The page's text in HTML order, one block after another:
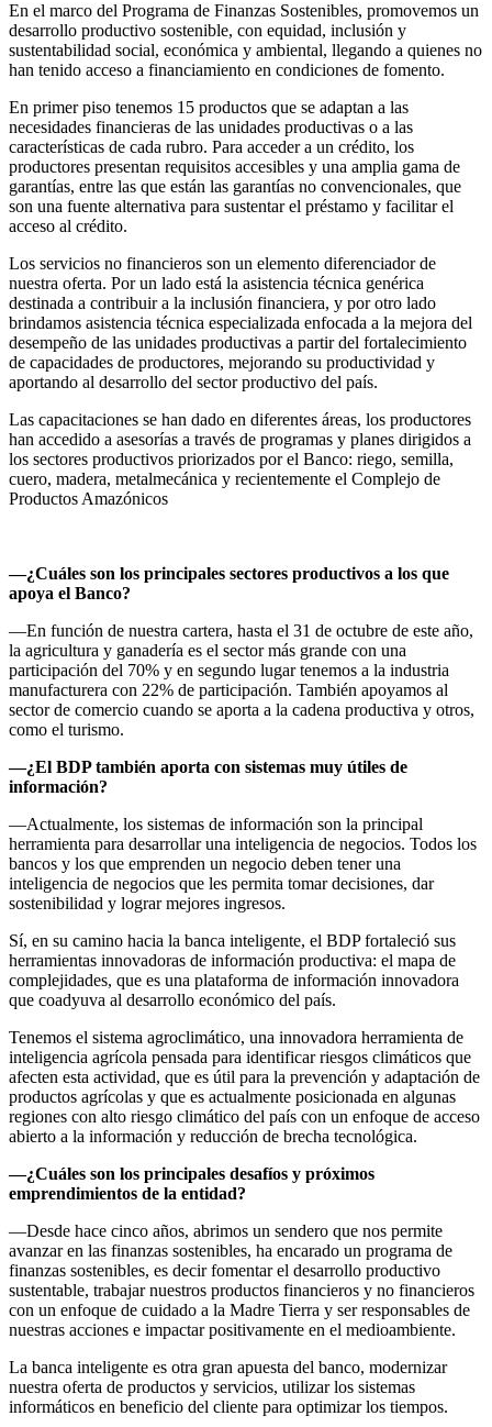
En el marco del Programa de Finanzas Sostenibles, promovemos un
desarrollo productivo sostenible, con equidad, inclusión y
sustentabilidad social, económica y ambiental, llegando a quienes no
han tenido acceso a financiamiento en condiciones de fomento.
En primer piso tenemos 15 productos que se adaptan a las
necesidades financieras de las unidades productivas o a las
características de cada rubro. Para acceder a un crédito, los
productores presentan requisitos accesibles y una amplia gama de
garantías, entre las que están las garantías no convencionales, que
son una fuente alternativa para sustentar el préstamo y facilitar el
acceso al crédito.
Los servicios no financieros son un elemento diferenciador de
nuestra oferta. Por un lado está la asistencia técnica genérica
destinada a contribuir a la inclusión financiera, y por otro lado
brindamos asistencia técnica especializada enfocada a la mejora del
desempeño de las unidades productivas a partir del fortalecimiento
de capacidades de productores, mejorando su productividad y
aportando al desarrollo del sector productivo del país.
Las capacitaciones se han dado en diferentes áreas, los productores
han accedido a asesorías a través de programas y planes dirigidos a
los sectores productivos priorizados por el Banco: riego, semilla,
cuero, madera, metalmecánica y recientemente el Complejo de
Productos Amazónicos
—¿Cuáles son los principales sectores productivos a los que
apoya el Banco?
—En función de nuestra cartera, hasta el 31 de octubre de este año,
la agricultura y ganadería es el sector más grande con una
participación del 70% y en segundo lugar tenemos a la industria
manufacturera con 22% de participación. También apoyamos al
sector de comercio cuando se aporta a la cadena productiva y otros,
como el turismo.
—¿El BDP también aporta con sistemas muy útiles de
información?
—Actualmente, los sistemas de información son la principal
herramienta para desarrollar una inteligencia de negocios. Todos los
bancos y los que emprenden un negocio deben tener una
inteligencia de negocios que les permita tomar decisiones, dar
sostenibilidad y lograr mejores ingresos.
Sí, en su camino hacia la banca inteligente, el BDP fortaleció sus
herramientas innovadoras de información productiva: el mapa de
complejidades, que es una plataforma de información innovadora
que coadyuva al desarrollo económico del país.
Tenemos el sistema agroclimático, una innovadora herramienta de
inteligencia agrícola pensada para identificar riesgos climáticos que
afecten esta actividad, que es útil para la prevención y adaptación de
productos agrícolas y que es actualmente posicionada en algunas
regiones con alto riesgo climático del país con un enfoque de acceso
abierto a la información y reducción de brecha tecnológica.
—¿Cuáles son los principales desafíos y próximos
emprendimientos de la entidad?
—Desde hace cinco años, abrimos un sendero que nos permite
avanzar en las finanzas sostenibles, ha encarado un programa de
finanzas sostenibles, es decir fomentar el desarrollo productivo
sustentable, trabajar nuestros productos financieros y no financieros
con un enfoque de cuidado a la Madre Tierra y ser responsables de
nuestras acciones e impactar positivamente en el medioambiente.
La banca inteligente es otra gran apuesta del banco, modernizar
nuestra oferta de productos y servicios, utilizar los sistemas
informáticos en beneficio del cliente para optimizar los tiempos.